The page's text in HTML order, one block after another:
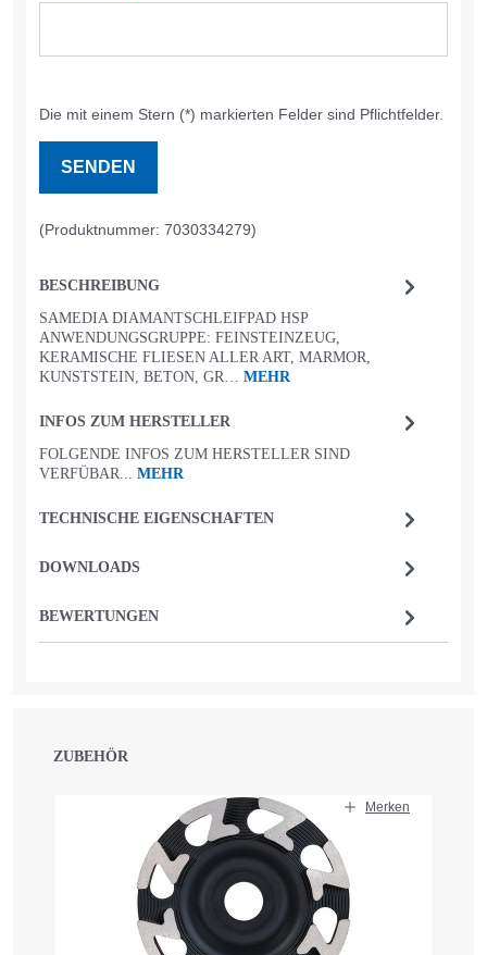
BESCHREIBUNG
SAMEDIA DIAMANTSCHLEIFPAD HSP
ANWENDUNGSGRUPPE: FEINSTEINZEUG,
KERAMISCHE FLIESEN ALLER ART, MARMOR,
KUNSTSTEIN, BETON, GR… MEHR
INFOS ZUM HERSTELLER
FOLGENDE INFOS ZUM HERSTELLER SIND
VERFÜBAR... MEHR
TECHNISCHE EIGENSCHAFTEN
DOWNLOADS
BEWERTUNGEN
Die mit einem Stern (*) markierten Felder sind Pflichtfelder.
SENDEN
(Produktnummer: 7030334279)
Produktgalerie überspringen
ZUBEHÖR
Merken